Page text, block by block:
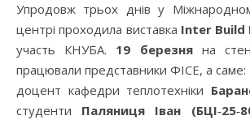
Упродовж трьох днів у Міжнародному виставковому
центрі проходила виставка Inter Build
участь КНУБА. 19 березняна
працювали представники ФІСЕ, а саме:
доцент кафедри теплотехніки
студенти Паляниця Іван